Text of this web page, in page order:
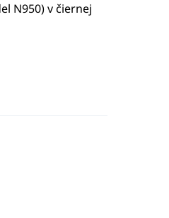
N950) v čiernej